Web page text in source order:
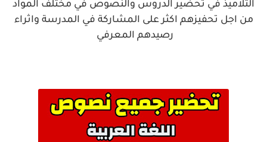
التلاميذ في تحضير الدروس والنصوص في مختلف المواد
من اجل تحفيزهم اكثر على المشاركة في المدرسة واثراء
رصيدهم المعرفي